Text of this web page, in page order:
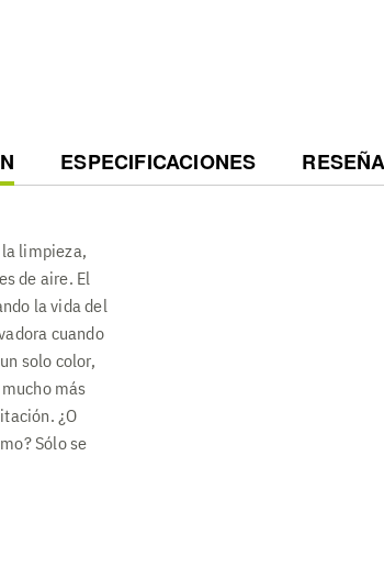
ESPECIFICACIONES
limpieza,
de aire. El
la vida del
cuando
solo color,
más
¿O
Sólo se